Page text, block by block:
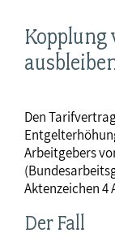
Den
Arbeitgebers
Aktenzeichen 4
Der Fall